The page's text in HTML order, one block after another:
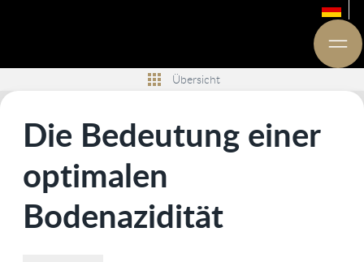
Übersicht
Die Bedeutung einer
optimalen
Bodenazidität